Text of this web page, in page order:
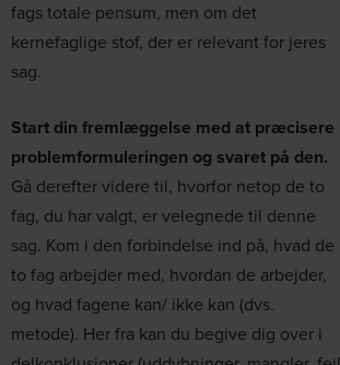
fags totale pensum, men om det
kernefaglige stof, der er relevant for jeres
sag.
Start din fremlæggelse med at præcisere
problemformuleringen og svaret på den.
Gå derefter videre til, hvorfor netop de to
fag, du har valgt, er velegnede til denne
sag. Kom i den forbindelse ind på, hvad de
to fag arbejder med, hvordan de arbejder,
og hvad fagene kan/ ikke kan (dvs.
metode). Her fra kan du begive dig over i